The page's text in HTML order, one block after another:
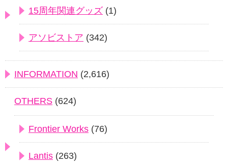
15周年関連グッズ (1)
アソビストア (342)
INFORMATION (2,616)
OTHERS (624)
Frontier Works (76)
Lantis (263)